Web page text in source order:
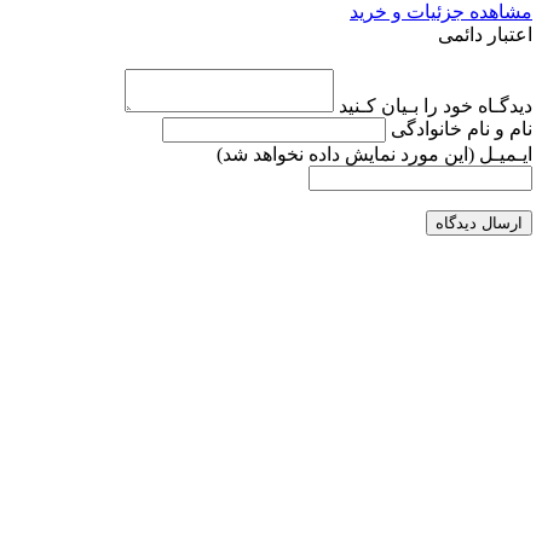
مشاهده جزئیات و خرید
اعتبار دائمی
دیدگـاه خود را بـیان کـنید
نام و نام خانوادگی
ایـمیـل (این مورد نمایش داده نخواهد شد)
ارسال دیدگاه